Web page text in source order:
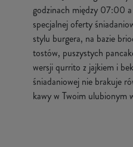
godzinach między 07:00
specjalnej oferty
stylu burgera, na bazie
tostów, puszystych
wersji qurrito z jajkiem i
śniadaniowej nie brakuje
kawy w Twoim ulubionym